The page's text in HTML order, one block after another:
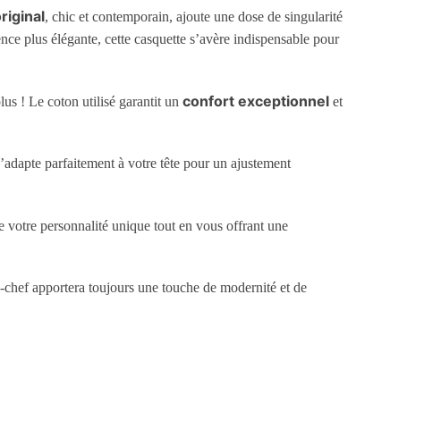
, chic et contemporain, ajoute une dose de singularité
plus élégante, cette casquette s’avère indispensable pour
! Le coton utilisé garantit unconfort exceptionnel et
parfaitement à votre tête pour un ajustement
votre personnalité unique tout en vous offrant une
apportera toujours une touche de modernité et de